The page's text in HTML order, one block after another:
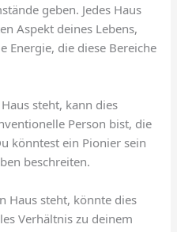
geben. Jedes Haus
Aspekt deines Lebens,
Energie, die diese Bereiche
steht, kann dies
Person bist, die
könntest ein Pionier sein
beschreiten.
Haus steht, könnte dies
Verhältnis zu deinem